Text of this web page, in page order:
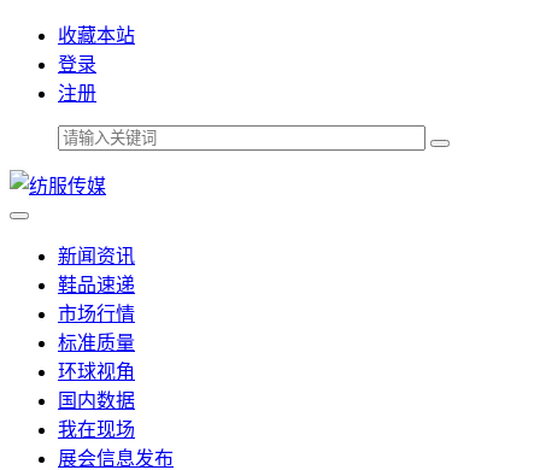
收藏本站
登录
注册
新闻资讯
鞋品速递
市场行情
标准质量
环球视角
国内数据
我在现场
展会信息发布